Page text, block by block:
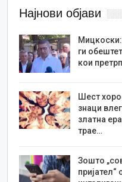
Најнови објави
ги
кои
Шест
знаци
златна
трае…
Зошто